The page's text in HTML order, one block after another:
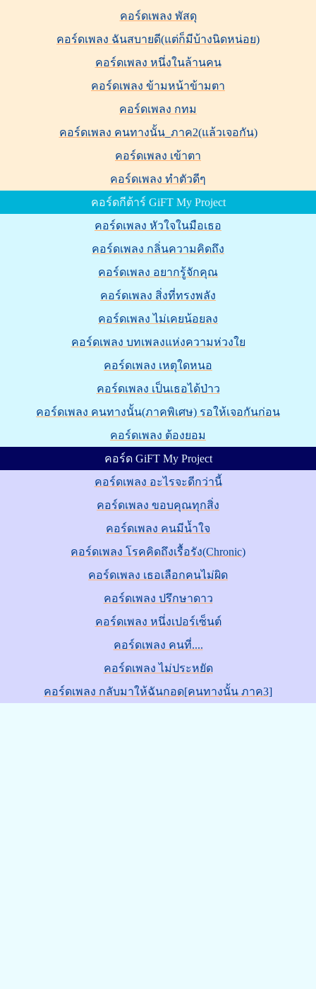
คอร์ดเพลง พัสดุ
คอร์ดเพลง ฉันสบายดี(แต่ก็มีบ้างนิดหน่อย)
คอร์ดเพลง หนึ่งในล้านคน
คอร์ดเพลง ข้ามหน้าข้ามตา
คอร์ดเพลง กทม
คอร์ดเพลง คนทางนั้น_ภาค2(แล้วเจอกัน)
คอร์ดเพลง เข้าตา
คอร์ดเพลง ทำตัวดีๆ
คอร์ดกีต้าร์ GiFT My Project
คอร์ดเพลง หัวใจในมือเธอ
คอร์ดเพลง กลิ่นความคิดถึง
คอร์ดเพลง อยากรู้จักคุณ
คอร์ดเพลง สิ่งที่ทรงพลัง
คอร์ดเพลง ไม่เคยน้อยลง
คอร์ดเพลง บทเพลงแห่งความห่วงใย
คอร์ดเพลง เหตุใดหนอ
คอร์ดเพลง เป็นเธอได้ป่าว
คอร์ดเพลง คนทางนั้น(ภาคพิเศษ) รอให้เจอกันก่อน
คอร์ดเพลง ต้องยอม
คอร์ด GiFT My Project
คอร์ดเพลง อะไรจะดีกว่านี้
คอร์ดเพลง ขอบคุณทุกสิ่ง
คอร์ดเพลง คนมีน้ำใจ
คอร์ดเพลง โรคคิดถึงเรื้อรัง(Chronic)
คอร์ดเพลง เธอเลือกคนไม่ผิด
คอร์ดเพลง ปรึกษาดาว
คอร์ดเพลง หนึ่งเปอร์เซ็นต์
คอร์ดเพลง คนที่....
คอร์ดเพลง ไม่ประหยัด
คอร์ดเพลง กลับมาให้ฉันกอด[คนทางนั้น ภาค3]